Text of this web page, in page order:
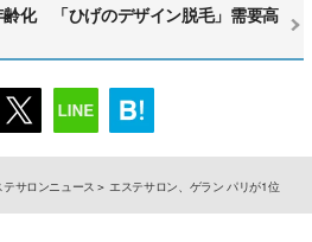
齢化 「ひげのデザイン脱毛」需要高
テサロンニュース エステサロン、ゲラン パリが1位